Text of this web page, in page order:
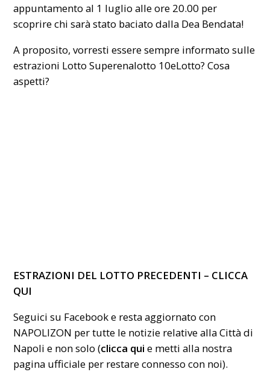
appuntamento al 1 luglio alle ore 20.00 per
scoprire chi sarà stato baciato dalla Dea Bendata!
A proposito, vorresti essere sempre informato sulle
estrazioni Lotto Superenalotto 10eLotto? Cosa
aspetti?
ESTRAZIONI DEL LOTTO PRECEDENTI – CLICCA
QUI
Seguici su Facebook e resta aggiornato con
NAPOLIZON per tutte le notizie relative alla Città di
Napoli e non solo (clicca qui e metti alla nostra
pagina ufficiale per restare connesso con noi).